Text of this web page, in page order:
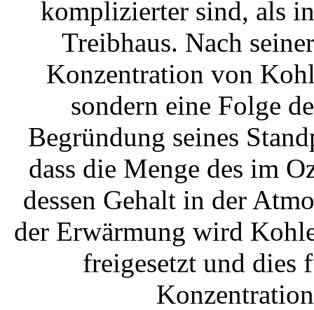
komplizierter sind, als
Treibhaus. Nach
Konzentration von
sondern eine Folge
Begründung seines
dass die Menge des im
dessen Gehalt in der
der Erwärmung wird
freigesetzt und dies